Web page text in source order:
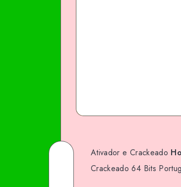
Share
Ativador e Crackeado
Crackeado 64 Bits